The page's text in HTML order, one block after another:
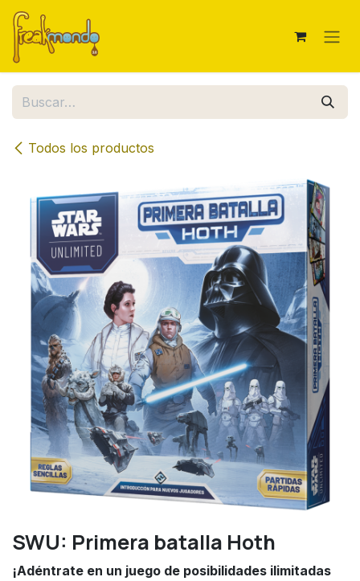
Ir al contenido
Todos los productos
SWU: Primera batalla Hoth
¡Adéntrate en un juego de posibilidades ilimitadas